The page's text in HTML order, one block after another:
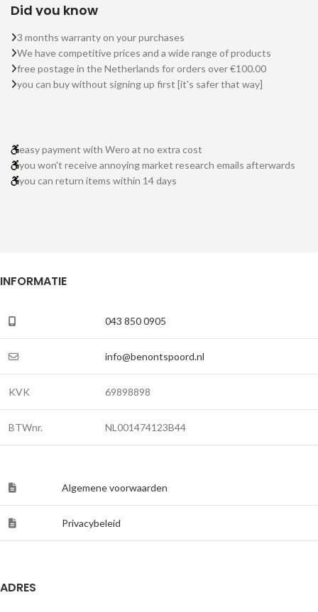
Did you know
3 months warranty on your purchases
We have competitive prices and a wide range of products
free postage in the Netherlands for orders over €100.00
you can buy without signing up first [it's safer that way]
easy payment with Wero at no extra cost
you won't receive annoying market research emails afterwards
you can return items within 14 days
INFORMATIE
043 850 0905
info@benontspoord.nl
KVK 69898898
BTWnr. NL001474123B44
Algemene voorwaarden
Privacybeleid
ADRES